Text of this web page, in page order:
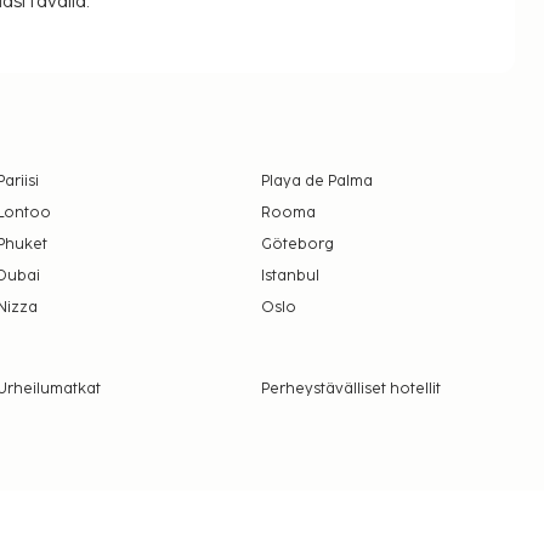
Playa de Palma
Rooma
Göteborg
Istanbul
Oslo
Perheystävälliset hotellit